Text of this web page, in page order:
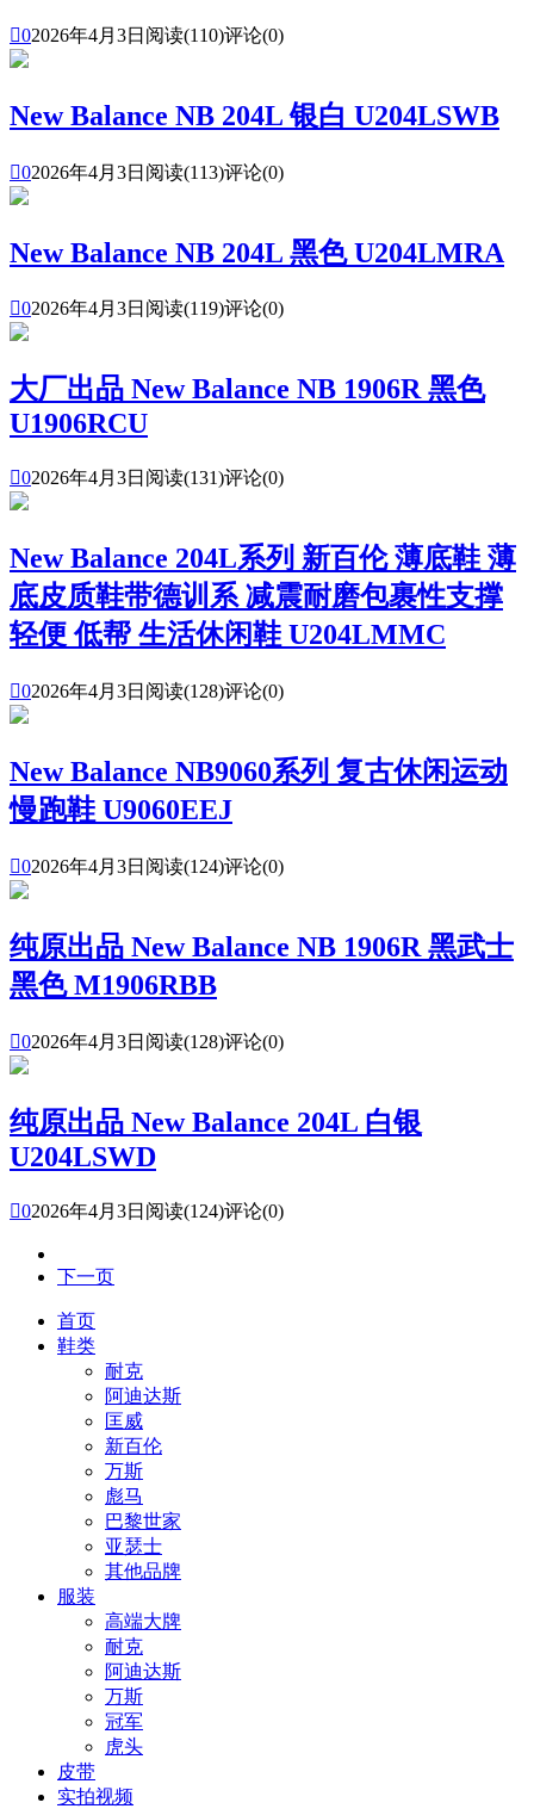
02026年4月3日 阅读(110)评论(0)
New Balance NB 204L 银白 U204LSWB
02026年4月3日 阅读(113)评论(0)
New Balance NB 204L 黑色 U204LMRA
02026年4月3日 阅读(119)评论(0)
大厂出品 New Balance NB 1906R 黑色
U1906RCU
02026年4月3日 阅读(131)评论(0)
New Balance 204L系列 新百伦 薄底鞋 薄
底皮质鞋带德训系 减震耐磨包裹性支撑
轻便 低帮 生活休闲鞋 U204LMMC
02026年4月3日 阅读(128)评论(0)
New Balance NB9060系列 复古休闲运动
慢跑鞋 U9060EEJ
02026年4月3日 阅读(124)评论(0)
纯原出品 New Balance NB 1906R 黑武士
黑色 M1906RBB
02026年4月3日 阅读(128)评论(0)
纯原出品 New Balance 204L 白银
U204LSWD
02026年4月3日 阅读(124)评论(0)
下一页
首页
鞋类
耐克
阿迪达斯
匡威
新百伦
万斯
彪马
巴黎世家
亚瑟士
其他品牌
服装
高端大牌
耐克
阿迪达斯
万斯
冠军
虎头
皮带
实拍视频